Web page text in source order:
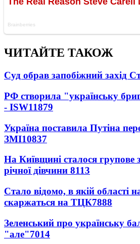
ЧИТАЙТЕ ТАКОЖ
Суд обрав запобіжний захід
РФ створила "українську
- ISW11879
Україна поставила Путіна
ЗМІ10837
На Київщині сталося групове
річної дівчини 8113
Стало відомо, в якій області
скаржаться на ТЦК7888
Зеленський про українську
"але"7014